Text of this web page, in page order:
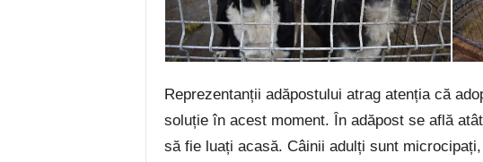
Reprezentanții adăpostului atrag atenția că
soluție în acest moment. În adăpost se află
să fie luați acasă. Câinii adulți sunt